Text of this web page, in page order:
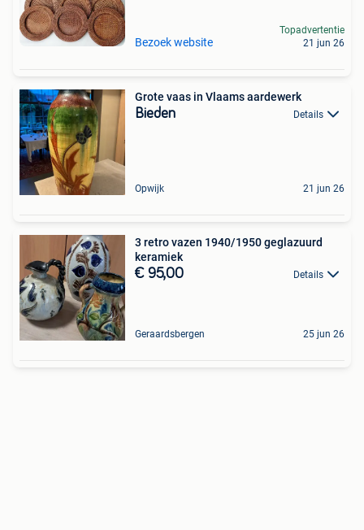
Bezoek website
Topadvertentie
21 jun 26
Grote vaas in Vlaams aardewerk
Bieden Details
Opwijk 21 jun 26
3 retro vazen 1940/1950 geglazuurd
keramiek
€ 95,00 Details
Geraardsbergen 25 jun 26